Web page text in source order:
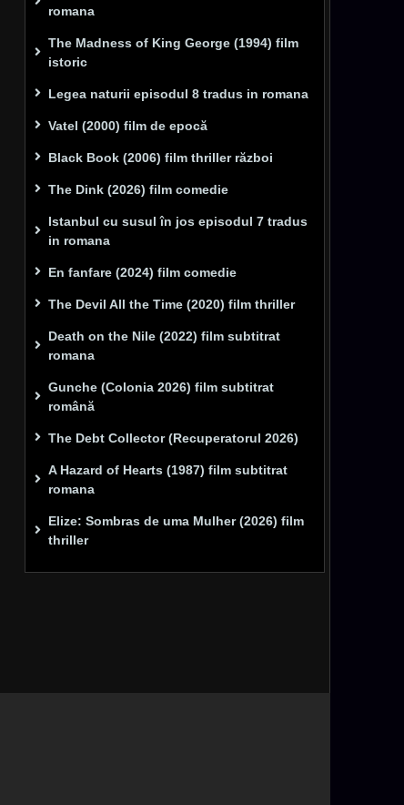
romana
The Madness of King George (1994) film
istoric
Legea naturii episodul 8 tradus in romana
Vatel (2000) film de epocă
Black Book (2006) film thriller război
The Dink (2026) film comedie
Istanbul cu susul în jos episodul 7 tradus
in romana
En fanfare (2024) film comedie
The Devil All the Time (2020) film thriller
Death on the Nile (2022) film subtitrat
romana
Gunche (Colonia 2026) film subtitrat
română
The Debt Collector (Recuperatorul 2026)
A Hazard of Hearts (1987) film subtitrat
romana
Elize: Sombras de uma Mulher (2026) film
thriller